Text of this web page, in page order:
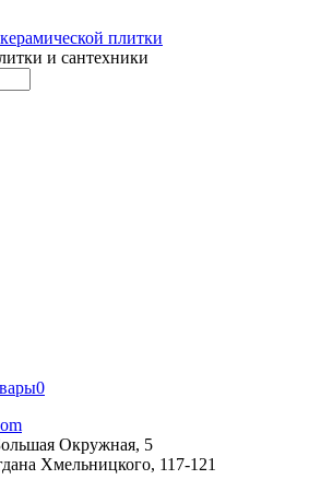
и сантехники
0
Окружная, 5
Хмельницкого, 117-121